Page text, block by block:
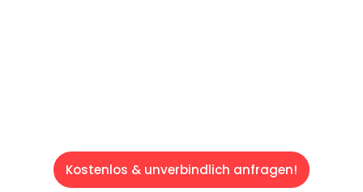
Kostenlos & unverbindlich anfragen!